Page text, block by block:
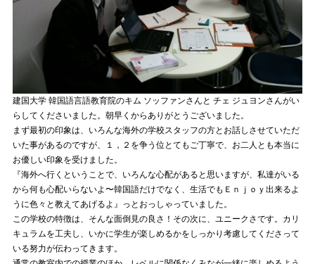
建国大学 韓国語言語教育院のキム ソッファンさんと チェ ジュヨンさんがい
らしてくださいました。朝早くからありがとうございました。
まず最初の印象は、いろんな海外の学校スタッフの方とお話しさせていただ
いた事があるのですが、１，２を争う位とてもご丁寧で、お二人とも本当に
お優しい印象を受けました。
『海外へ行くということで、いろんな心配があると思いますが、私達がいる
から何も心配いらないよ〜韓国語だけでなく、生活でもＥｎｊｏｙ出来るよ
うに色々と教えてあげるよ』っとおっしゃっていました。
この学校の特徴は、そんな面倒見の良さ！その次に、ユニークさです。カリ
キュラムを工夫し、いかに学生が楽しめるかをしっかり考慮してくださって
いる努力が伝わってきます。